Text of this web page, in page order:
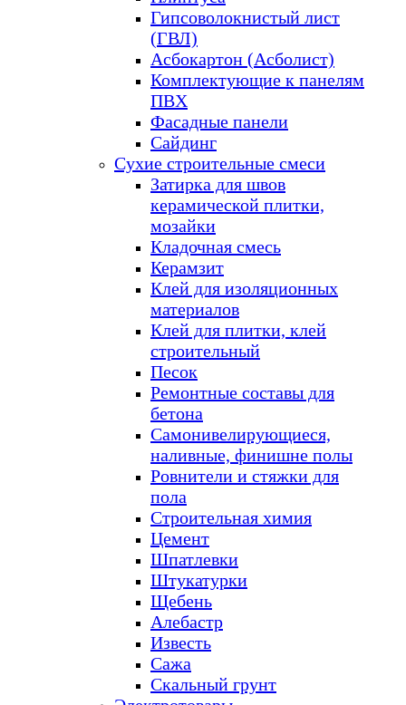
Гипсоволокнистый лист
(ГВЛ)
Асбокартон (Асболист)
Комплектующие к панелям
ПВХ
Фасадные панели
Сайдинг
Сухие строительные смеси
Затирка для швов
керамической плитки,
мозайки
Кладочная смесь
Керамзит
Клей для изоляционных
материалов
Клей для плитки, клей
строительный
Песок
Ремонтные составы для
бетона
Самонивелирующиеся,
наливные, финишне полы
Ровнители и стяжки для
пола
Строительная химия
Цемент
Шпатлевки
Штукатурки
Щебень
Алебастр
Известь
Сажа
Скальный грунт